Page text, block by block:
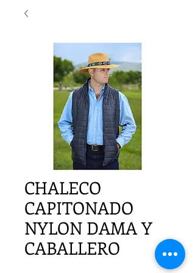
CHALECO
CAPITONADO
NYLON DAMA Y
CABALLERO